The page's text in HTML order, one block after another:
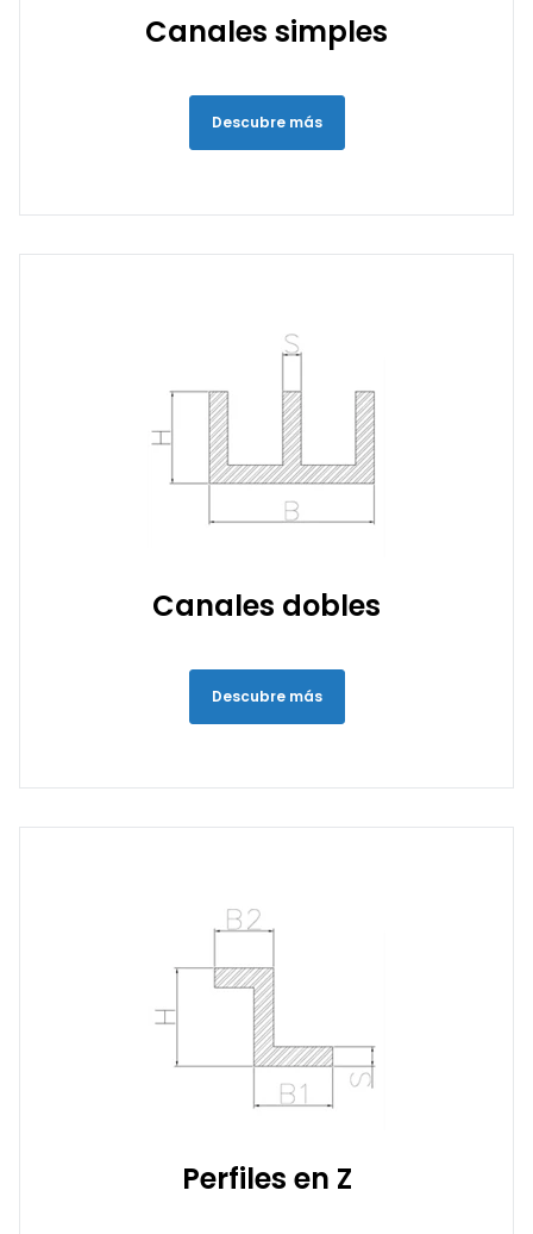
Canales simples
Descubre más
Canales dobles
Descubre más
Perfiles en Z